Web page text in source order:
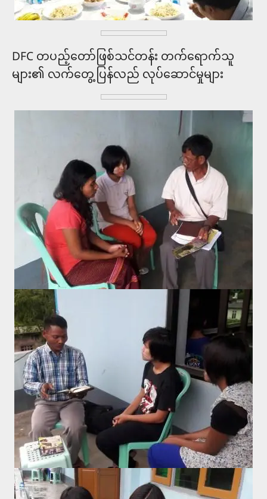
DFC တပည့်တော်ဖြစ်သင်တန်း တက်ရောက်သူ
များ၏ လက်တွေ့ပြန်လည် လုပ်ဆောင်မှုများ